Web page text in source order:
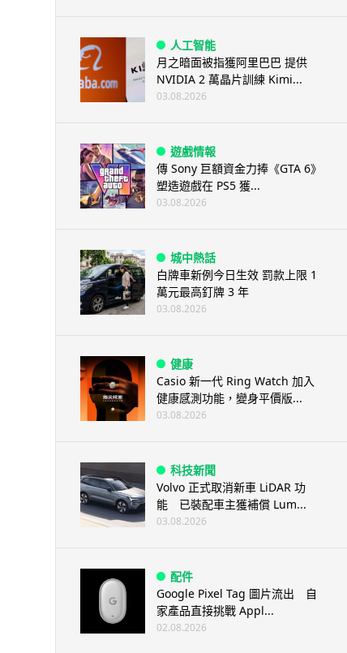
人工智能
月之暗面被指獲阿里巴巴 提供
NVIDIA 2 萬晶片訓練 Kimi...
03.08.2026
遊戲情報
傳 Sony 巨額資金力捧《GTA 6》
塑造遊戲在 PS5 獲...
03.08.2026
城中熱話
白牌車新例今日生效 罰款上限 1
萬元最高釘牌 3 年
03.08.2026
健康
Casio 新一代 Ring Watch 加入
健康感測功能，變身平價版...
03.08.2026
科技新聞
Volvo 正式取消新車 LiDAR 功
能 已裝配車主獲補償 Lum...
03.08.2026
配件
Google Pixel Tag 圖片流出 自
家產品直接挑戰 Appl...
02.08.2026